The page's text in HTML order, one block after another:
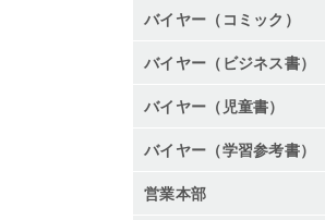
バイヤー（コミック）
バイヤー（ビジネス書）
バイヤー（児童書）
バイヤー（学習参考書）
営業本部